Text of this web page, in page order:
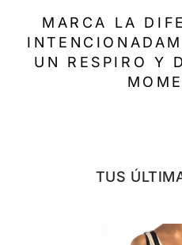
MARCA LA
UN RESPIRO Y
TUS